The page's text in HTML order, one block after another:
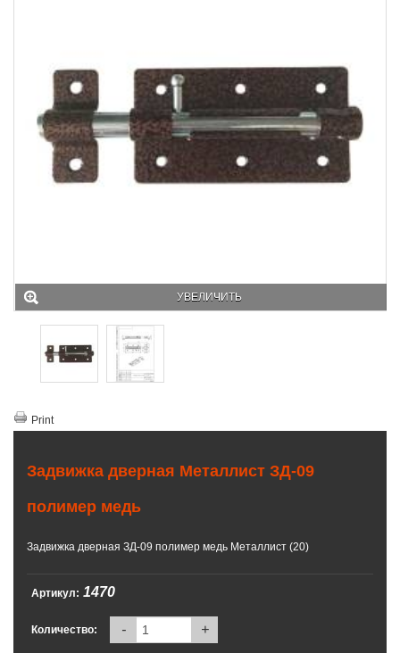
УВЕЛИЧИТЬ
Print
Задвижка дверная Металлист ЗД-09
полимер медь
Задвижка дверная ЗД-09 полимер медь Металлист (20)
Артикул: 1470
Количество: - +